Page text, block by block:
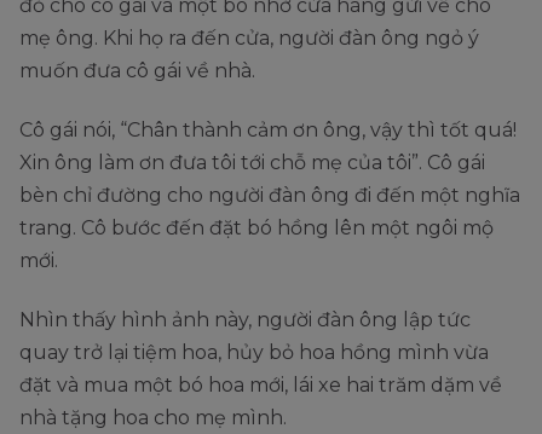
đỏ cho cô gái và một bó nhờ cửa hàng gửi về cho
mẹ ông. Khi họ ra đến cửa, người đàn ông ngỏ ý
muốn đưa cô gái về nhà.
Cô gái nói, “Chân thành cảm ơn ông, vậy thì tốt quá!
Xin ông làm ơn đưa tôi tới chỗ mẹ của tôi”. Cô gái
bèn chỉ đường cho người đàn ông đi đến một nghĩa
trang. Cô bước đến đặt bó hồng lên một ngôi mộ
mới.
Nhìn thấy hình ảnh này, người đàn ông lập tức
quay trở lại tiệm hoa, hủy bỏ hoa hồng mình vừa
đặt và mua một bó hoa mới, lái xe hai trăm dặm về
nhà tặng hoa cho mẹ mình.